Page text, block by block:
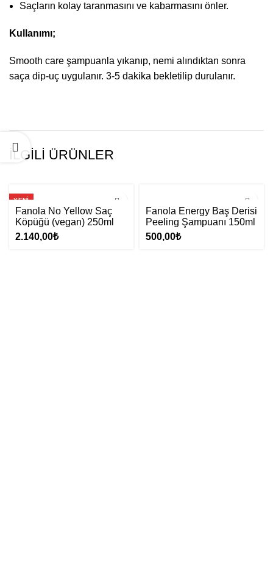
Saçların kolay taranmasını ve kabarmasını önler.
Kullanımı;
Smooth care şampuanla yıkanıp, nemi alındıktan sonra
saça dip-uç uygulanır. 3-5 dakika bekletilip durulanır.
İLGILI ÜRÜNLER
YENI
Fanola No Yellow Saç
Köpüğü (vegan) 250ml
2.140,00₺
Fanola Energy Baş Derisi
Peeling Şampuanı 150ml
500,00₺